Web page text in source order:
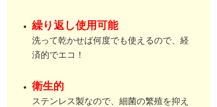
繰り返し使用可能
洗って乾かせば何度でも使えるので、経
済的でエコ！
衛生的
ステンレス製なので、細菌の繁殖を抑え